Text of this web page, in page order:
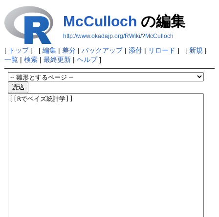
McCulloch の編集
http://www.okadajp.org/RWiki/?McCulloch
[ トップ] [ 編集| 差分| バックアップ| 添付| リロード ] [ 新規 |
一覧| 検索| 最終更新| ヘルプ]